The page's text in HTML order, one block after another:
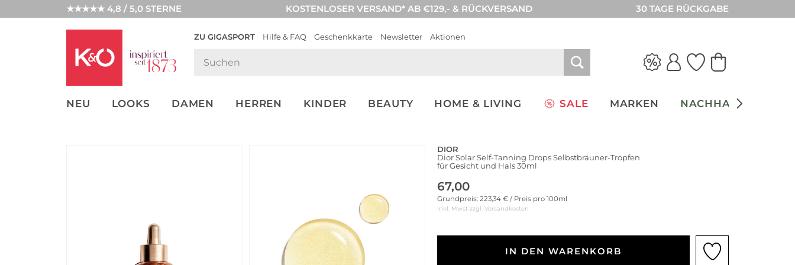
★★★★★ 4,8 / 5,0 STERNE KOSTENLOSER VERSAND* AB €129,- & RÜCKVERSAND 30 TAGE RÜCKGABE
ZU GIGASPORT Hilfe & FAQ Geschenkkarte Newsletter Aktionen
NEU LOOKS DAMEN HERREN KINDER BEAUTY HOME & LIVING SALE MARKEN NACHHALTIGKEIT
NEW IN
WEDDING
DIOR
Dior Solar Self-Tanning Drops Selbstbräuner-Tropfen
für Gesicht und Hals 30ml
67,00
Grundpreis: 223,34 € / Preis pro 100ml
inkl. Mwst zzgl. Versandkosten
IN DEN WARENKORB